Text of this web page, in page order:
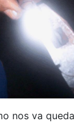
nos va